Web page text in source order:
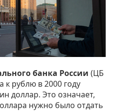
банка России (ЦБ
к рублю в 2000 году
доллар. Это означает,
нужно было отдать